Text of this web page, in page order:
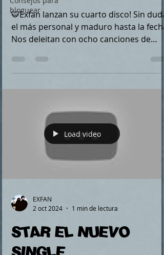
bloguear
🐯Exfan lanzan su cuarto disco! ​Sin duda
el más personal y maduro hasta la fecha.
Nos deleitan con ocho canciones de
Load video
EXFAN
2 oct 2024
1 min de lectura
STAR EL NUEVO